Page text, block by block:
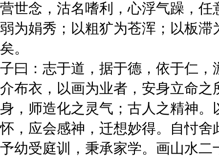
营世念，沽名嗜利，心浮气躁，
弱为娟秀；以粗犷为苍浑；以板
矣。
子曰：志于道，据于德，依于仁
介布衣，以画为业者，安身立命
身，师造化之灵气；古人之精神
怀，应会感神，迁想妙得。自忖舍
予幼受庭训，秉承家学。画山水